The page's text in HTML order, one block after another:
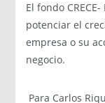
El fondo
potenciar el
empresa o su
negocio.
Para Carlos